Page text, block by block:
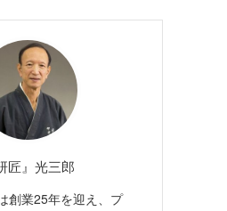
匠』光三郎
創業25年を迎え、プ